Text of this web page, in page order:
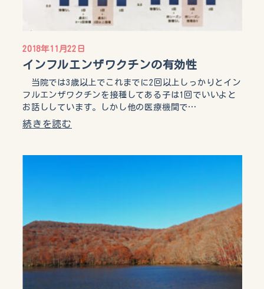
2018年11月22日
インフルエンザワクチンの有効性
当院では3歳以上でこれまでに2回以上しっかりとイン
フルエンザワクチンを接種してある子は1回でいいよと
お話ししています。しかし他の医療機関で…
続きを読む